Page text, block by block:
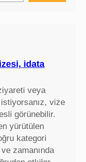
idata
veya
vize
görünebilir.
yürütülen
kategori
zamanında